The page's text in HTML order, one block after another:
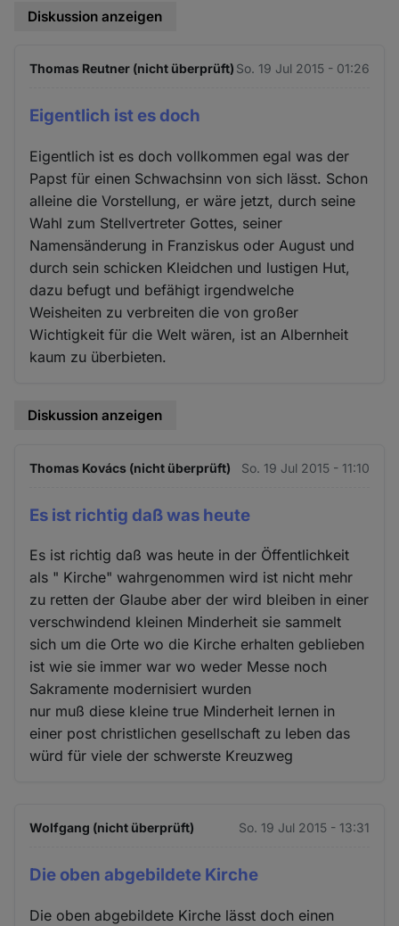
Diskussion anzeigen
Thomas Reutner (nicht überprüft) So. 19 Jul 2015 - 01:26
Eigentlich ist es doch
Eigentlich ist es doch vollkommen egal was der
Papst für einen Schwachsinn von sich lässt. Schon
alleine die Vorstellung, er wäre jetzt, durch seine
Wahl zum Stellvertreter Gottes, seiner
Namensänderung in Franziskus oder August und
durch sein schicken Kleidchen und lustigen Hut,
dazu befugt und befähigt irgendwelche
Weisheiten zu verbreiten die von großer
Wichtigkeit für die Welt wären, ist an Albernheit
kaum zu überbieten.
Diskussion anzeigen
Thomas Kovács (nicht überprüft) So. 19 Jul 2015 - 11:10
Es ist richtig daß was heute
Es ist richtig daß was heute in der Öffentlichkeit
als " Kirche" wahrgenommen wird ist nicht mehr
zu retten der Glaube aber der wird bleiben in einer
verschwindend kleinen Minderheit sie sammelt
sich um die Orte wo die Kirche erhalten geblieben
ist wie sie immer war wo weder Messe noch
Sakramente modernisiert wurden
nur muß diese kleine true Minderheit lernen in
einer post christlichen gesellschaft zu leben das
würd für viele der schwerste Kreuzweg
Wolfgang (nicht überprüft) So. 19 Jul 2015 - 13:31
Die oben abgebildete Kirche
Die oben abgebildete Kirche lässt doch einen